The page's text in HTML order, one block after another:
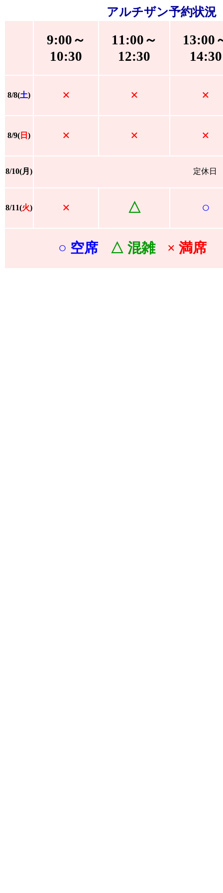
アルチザン予約状況
9:00～
10:30
11:00～
12:30
13:00
14:30
8/8(土) × × ×
8/9( 日 ) × × ×
8/10(月) 定休日
8/11(火) × △ ○
○ 空席 △ 混雑 × 満席